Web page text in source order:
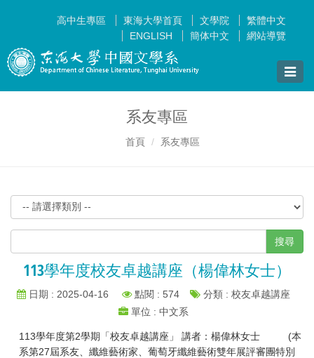
高中生專區 東海大學首頁 文學院
繁體中文
ENGLISH
簡体中文 網站導覽
Toggle
系友專區
首頁 系友專區
搜尋
113學年度校友卓越講座（楊偉林女士）
日期 : 2025-04-16 點閱 : 574
分類 : 校友卓越講座
單位 : 中文系
113學年度第2學期「校友卓越講座」 講者：楊偉林女士 (本
系第27屆系友、纖維藝術家、葡萄牙纖維藝術雙年展評審團特別